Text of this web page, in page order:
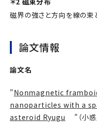
磁界の強さと方向を線の束
論文情報
論文名
"Nonmagnetic
nanoparticles with a
asteroid Ryugu
"（小